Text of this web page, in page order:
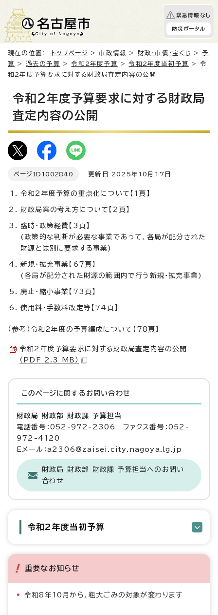
緊急情報なし
防災ポータル
現在の位置： トップページ >市政情報 > 財政・市債・宝くじ >予
算
> 過去の予算 >令和2年度予算 >令和2年度当初予算
> 令
和2年度予算要求に対する財政局査定内容の公開
令和2年度予算要求に対する財政局
査定内容の公開
ページID 1002840 更新日 2025年10月17日
令和2年度予算の重点化について【1頁】
財政局案の考え方について【2頁】
臨時・政策経費【3頁】
(政策的な判断が必要な事業であって、各局が配分された
財源とは別に要求する事業)
新規・拡充事業【67頁】
(各局が配分された財源の範囲内で行う新規・拡充事業)
廃止・縮小事業【73頁】
使用料・手数料改定等【74頁】
（参考）令和2年度の予算編成について【78頁】
令和2年度予算要求に対する財政局査定内容の公開
（PDF 2.3 MB）
このページに関する お問い合わせ
財政局 財政部 財政課 予算担当
電話番号：052-972-2306 ファクス番号：052-
972-4120
Eメール：a2306@zaisei.city.nagoya.lg.jp
財政局 財政部 財政課 予算担当へのお問い
合わせ
令和2年度当初予算
重要なお知らせ
令和8年10月から、粗大ごみの対象が変わります